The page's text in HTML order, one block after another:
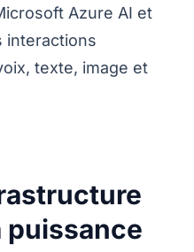
Azure AI et
interactions
texte, image et
puissance